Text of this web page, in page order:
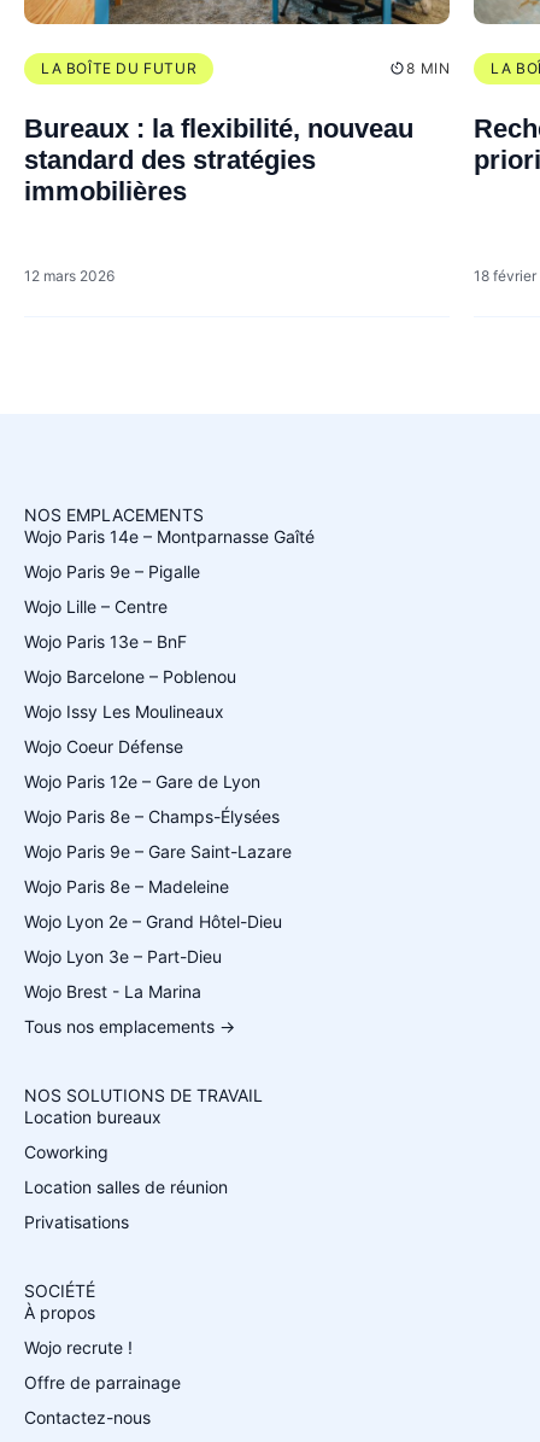
LA BOÎTE DU FUTUR 8 MIN
Bureaux : la flexibilité, nouveau
standard des stratégies
immobilières
12 mars 2026
LA
18
NOS EMPLACEMENTS
Wojo Paris 14e – Montparnasse Gaîté
Wojo Paris 9e – Pigalle
Wojo Lille – Centre
Wojo Paris 13e – BnF
Wojo Barcelone – Poblenou
Wojo Issy Les Moulineaux
Wojo Coeur Défense
Wojo Paris 12e – Gare de Lyon
Wojo Paris 8e – Champs-Élysées
Wojo Paris 9e – Gare Saint-Lazare
Wojo Paris 8e – Madeleine
Wojo Lyon 2e – Grand Hôtel-Dieu
Wojo Lyon 3e – Part-Dieu
Wojo Brest - La Marina
Tous nos emplacements →
NOS SOLUTIONS DE TRAVAIL
Location bureaux
Coworking
Location salles de réunion
Privatisations
SOCIÉTÉ
À propos
Wojo recrute !
Offre de parrainage
Contactez-nous